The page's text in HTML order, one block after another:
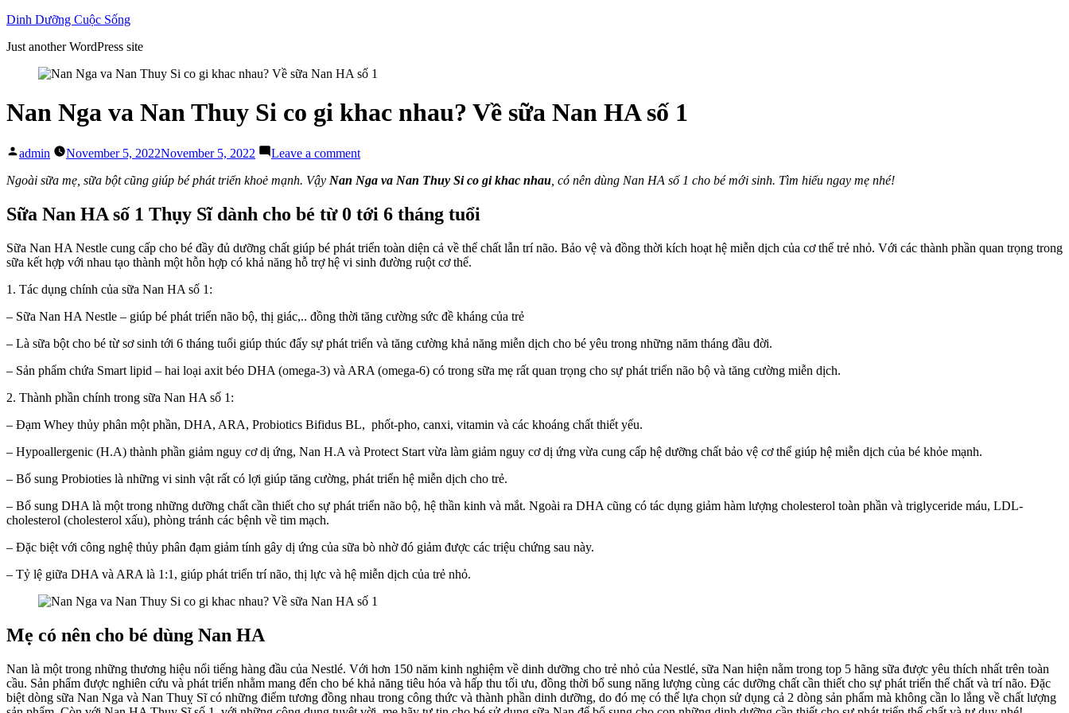
Skip
content
Dinh Dưỡng Cuộc Sống
Just another WordPress site
Nan Nga va Nan Thuy Si co gi khac nhau? Về sữa Nan HA số 1
Posted
admin November 5, 2022November 5, 2022 Leave a commenton
Nga
Nan
Thuy
co
gi
sữa
Nan
HA
số
Ngoài sữa mẹ, sữa bột cũng giúp bé phát triển khoẻ mạnh. Vậy Nan Nga va Nan Thuy Si co gi khac nhau , có nên dùng Nan HA số 1 cho bé mới sinh. Tìm hiểu ngay mẹ nhé!
Sữa Nan HA số 1 Thụy Sĩ dành cho bé từ 0 tới 6 tháng tuổi
Sữa Nan HA Nestle cung cấp cho bé đầy đủ dưỡng chất giúp bé phát triển toàn diện cả về thể chất lẫn trí não. Bảo vệ và đồng thời kích hoạt hệ miễn dịch của cơ thể trẻ nhỏ. Với các thành phần quan trọng trong
sữa kết hợp với nhau tạo thành một hỗn hợp có khả năng hỗ trợ hệ vi sinh đường ruột cơ thể.
1. Tác dụng chính của sữa Nan HA số 1:
– Sữa Nan HA Nestle – giúp bé phát triển não bộ, thị giác,.. đồng thời tăng cường sức đề kháng của trẻ
– Là sữa bột cho bé từ sơ sinh tới 6 tháng tuổi giúp thúc đẩy sự phát triển và tăng cường khả năng miễn dịch cho bé yêu trong những năm tháng đầu đời.
– Sản phẩm chứa Smart lipid – hai loại axit béo DHA (omega-3) và ARA (omega-6) có trong sữa mẹ rất quan trọng cho sự phát triển não bộ và tăng cường miễn dịch.
2. Thành phần chính trong sữa Nan HA số 1:
– Đạm Whey thủy phân một phần, DHA, ARA, Probiotics Bifidus BL, phốt-pho, canxi, vitamin và các khoáng chất thiết yếu.
– Hypoallergenic (H.A) thành phần giảm nguy cơ dị ứng, Nan H.A và Protect Start vừa làm giảm nguy cơ dị ứng vừa cung cấp hệ dưỡng chất bảo vệ cơ thể giúp hệ miễn dịch của bé khỏe mạnh.
– Bổ sung Probioties là những vi sinh vật rất có lợi giúp tăng cường, phát triển hệ miễn dịch cho trẻ.
– Bổ sung DHA là một trong những dưỡng chất cần thiết cho sự phát triển não bộ, hệ thần kinh và mắt. Ngoài ra DHA cũng có tác dụng giảm hàm lượng cholesterol toàn phần và triglyceride máu, LDL-
cholesterol (cholesterol xấu), phòng tránh các bệnh về tim mạch.
– Đặc biệt với công nghệ thủy phân đạm giảm tính gây dị ứng của sữa bò nhờ đó giảm được các triệu chứng sau này.
– Tỷ lệ giữa DHA và ARA là 1:1, giúp phát triển trí não, thị lực và hệ miễn dịch của trẻ nhỏ.
Mẹ có nên cho bé dùng Nan HA
Nan là một trong những thương hiệu nổi tiếng hàng đầu của Nestlé. Với hơn 150 năm kinh nghiệm về dinh dưỡng cho trẻ nhỏ của Nestlé, sữa Nan hiện nằm trong top 5 hãng sữa được yêu thích nhất trên toàn
cầu. Sản phẩm được nghiên cứu và phát triển nhằm mang đến cho bé khả năng tiêu hóa và hấp thu tối ưu, đồng thời bổ sung năng lượng cùng các dưỡng chất cần thiết cho sự phát triển thể chất và trí não. Đặc
biệt dòng sữa Nan Nga và Nan Thuỵ Sĩ có những điểm tương đồng nhau trong công thức và thành phần dinh dưỡng, do đó mẹ có thể lựa chọn sử dụng cả 2 dòng sản phẩm mà không cần lo lắng về chất lượng